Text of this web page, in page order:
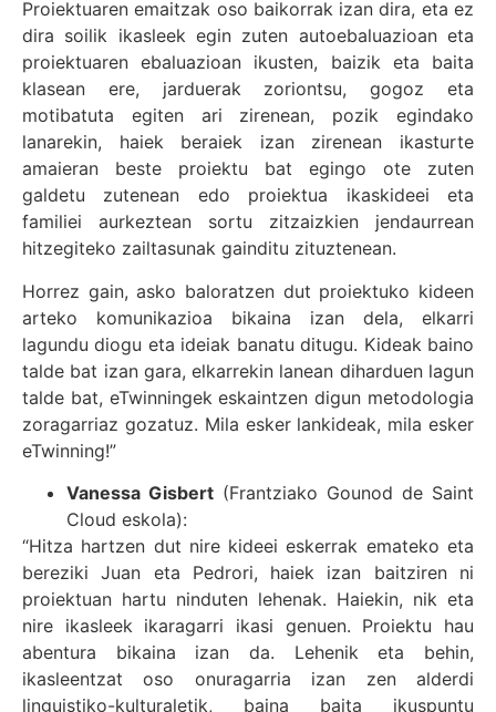
Proiektuaren emaitzak oso baikorrak izan dira, eta ez
dira soilik ikasleek egin zuten autoebaluazioan eta
proiektuaren ebaluazioan ikusten, baizik eta baita
klasean ere, jarduerak zoriontsu, gogoz eta
motibatuta egiten ari zirenean, pozik egindako
lanarekin, haiek beraiek izan zirenean ikasturte
amaieran beste proiektu bat egingo ote zuten
galdetu zutenean edo proiektua ikaskideei eta
familiei aurkeztean sortu zitzaizkien jendaurrean
hitzegiteko zailtasunak gainditu zituztenean.
Horrez gain, asko baloratzen dut proiektuko kideen
arteko komunikazioa bikaina izan dela, elkarri
lagundu diogu eta ideiak banatu ditugu. Kideak baino
talde bat izan gara, elkarrekin lanean diharduen lagun
talde bat, eTwinningek eskaintzen digun metodologia
zoragarriaz gozatuz. Mila esker lankideak, mila esker
eTwinning!”
Vanessa Gisbert (Frantziako Gounod de Saint
Cloud eskola):
“Hitza hartzen dut nire kideei eskerrak emateko eta
bereziki Juan eta Pedrori, haiek izan baitziren ni
proiektuan hartu ninduten lehenak. Haiekin, nik eta
nire ikasleek ikaragarri ikasi genuen. Proiektu hau
abentura bikaina izan da. Lehenik eta behin,
ikasleentzat oso onuragarria izan zen alderdi
linguistiko-kulturaletik, baina baita ikuspuntu